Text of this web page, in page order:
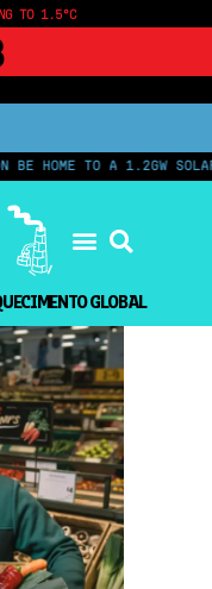
TO 1.5°C
HOME TO A 1.2GW
GLOBAL